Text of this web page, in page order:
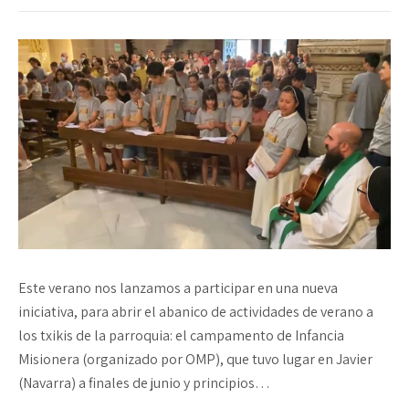
Este verano nos lanzamos a participar en una nueva
iniciativa, para abrir el abanico de actividades de verano a
los txikis de la parroquia: el campamento de Infancia
Misionera (organizado por OMP), que tuvo lugar en Javier
(Navarra) a finales de junio y principios…